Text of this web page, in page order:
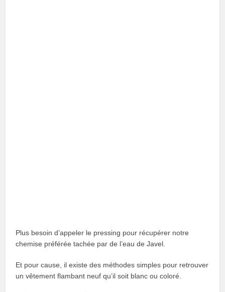
Plus besoin d’appeler le pressing pour récupérer notre
chemise préférée tachée par de l’eau de Javel.
Et pour cause, il existe des méthodes simples pour retrouver
un vêtement flambant neuf qu’il soit blanc ou coloré.